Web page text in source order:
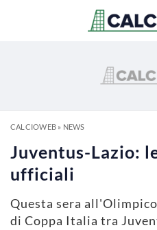
CALCIOWEB» NEWS
Juventus-Lazio:
ufficiali
Questa sera
di Coppa Italia tra